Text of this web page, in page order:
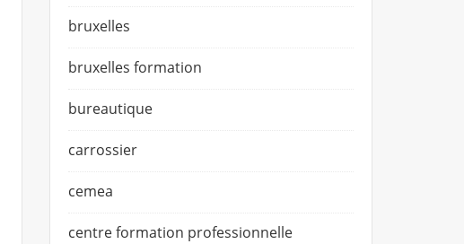
bruxelles
bruxelles formation
bureautique
carrossier
cemea
centre formation professionnelle